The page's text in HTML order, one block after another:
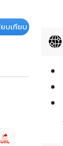
บเทียบ